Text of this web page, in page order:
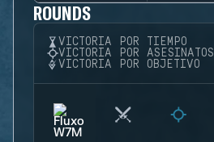
ROUNDS
VICTORIA POR TIEMPO
VICTORIA POR ASESINATOS
VICTORIA POR OBJETIVO